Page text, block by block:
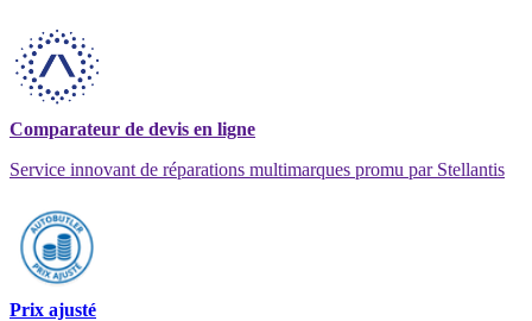
Comparateur de devis en ligne
Service innovant de réparations multimarques promu par Stellantis
Prix ajusté